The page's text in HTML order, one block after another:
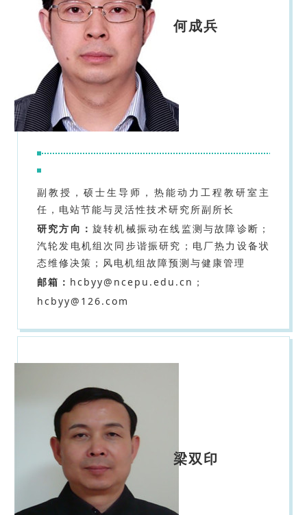
何成兵
副教授，硕士生导师，热能动力工程教研室主
任，电站节能与灵活性技术研究所副所长
研究方向： 旋转机械振动在线监测与故障诊断；
汽轮发电机组次同步谐振研究；电厂热力设备状
态维修决策；风电机组故障预测与健康管理
邮箱： hcbyy@ncepu.edu.cn；
hcbyy@126.com
梁双印